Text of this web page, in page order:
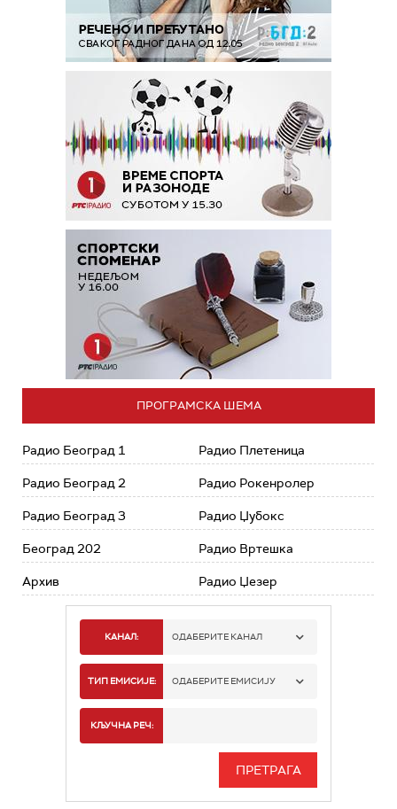
ПРОГРАМСКА ШЕМА
Радио Београд 1
Радио Београд 2
Радио Београд 3
Београд 202
Архив
Радио Плетеница
Радио Рокенролер
Радио Џубокс
Радио Вртешка
Радио Џезер
КАНАЛ: ОДАБЕРИТЕ КАНАЛ
РАДИО БЕОГРАД 1
РАДИО БЕОГРАД 3
ТИП ЕМИСИЈЕ: ОДАБЕРИТЕ ЕМИСИЈУ
ИНФО
КЉУЧНА РЕЧ: